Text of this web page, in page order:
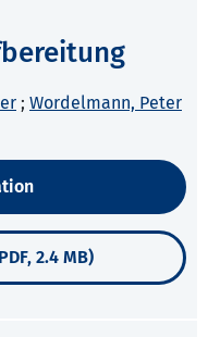
; Wordelmann, Peter
2.4 MB)